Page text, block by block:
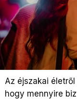
Az éjszakai
hogy mennyire